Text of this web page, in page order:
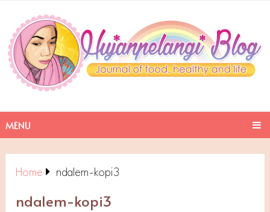
MENU
Home ndalem-kopi3
ndalem-kopi3